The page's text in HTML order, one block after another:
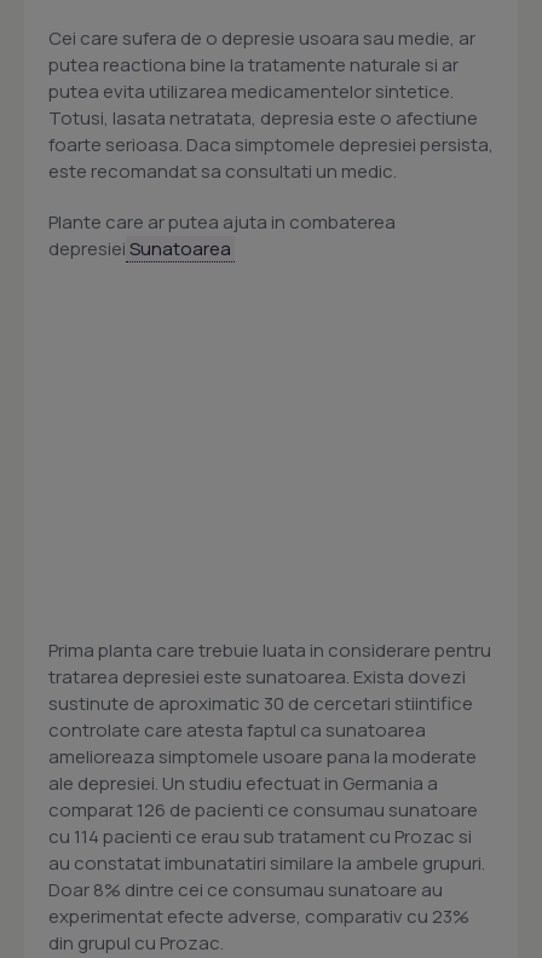
Cei care sufera de o depresie usoara sau medie, ar
putea reactiona bine la tratamente naturale si ar
putea evita utilizarea medicamentelor sintetice.
Totusi, lasata netratata, depresia este o afectiune
foarte serioasa. Daca simptomele depresiei persista,
este recomandat sa consultati un medic.
Plante care ar putea ajuta in combaterea
depresieiSunatoarea
Prima planta care trebuie luata in considerare pentru
tratarea depresiei este sunatoarea. Exista dovezi
sustinute de aproximatic 30 de cercetari stiintifice
controlate care atesta faptul ca sunatoarea
amelioreaza simptomele usoare pana la moderate
ale depresiei. Un studiu efectuat in Germania a
comparat 126 de pacienti ce consumau sunatoare
cu 114 pacienti ce erau sub tratament cu Prozac si
au constatat imbunatatiri similare la ambele grupuri.
Doar 8% dintre cei ce consumau sunatoare au
experimentat efecte adverse, comparativ cu 23%
din grupul cu Prozac.